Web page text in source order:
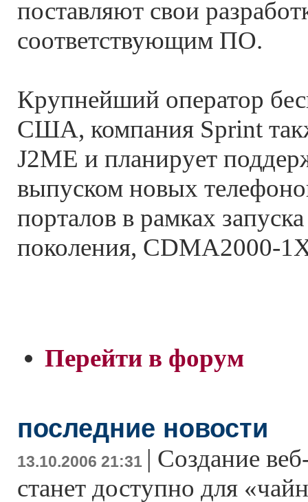
поставляют свои
соответствующим ПО.
Крупнейший оператор
США, компания Sprint
J2ME и планирует
выпуском новых
порталов в рамках запуска
поколения, CDMA2000-
Перейти в форум
последние новости
13.10.2006 21:31 | Создание
станет доступно для